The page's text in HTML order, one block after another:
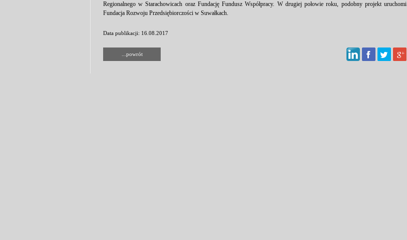
Regionalnego w Starachowicach oraz Fundację Fundusz Współpracy. W drugiej połowie roku, podobny projekt uruchomi
Fundacja Rozwoju Przedsiębiorczości w Suwałkach.
Data publikacji: 16.08.2017
...powrót